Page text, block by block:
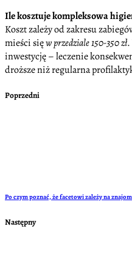
Ile kosztuje kompleksowa
Koszt zależy od zakresu
mieści sięw przedziale 150-350 zł.
inwestycję – leczenie
droższe niż regularna
Poprzedni
Po czym poznać, że facetowi zależy na
Następny